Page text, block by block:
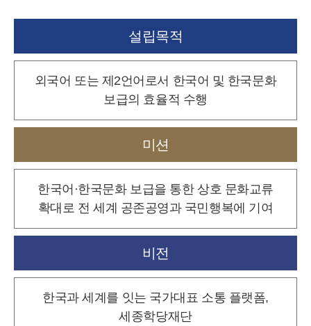
설립목적
외국어 또는 제2언어로서 한국어 및 한국문화
보급의 효율적 수행
미션
한국어·한국문화 보급을 통한 상호 문화교류
확대로 전 세계 공존공영과 국민행복에 기여
비전
한국과 세계를 잇는 국가대표 소통 플랫폼,
세종학당재단